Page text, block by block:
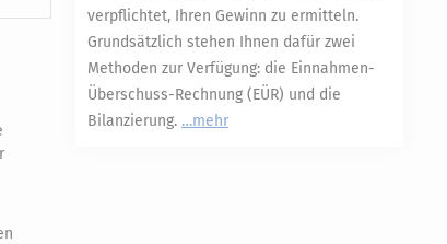
verpflichtet, Ihren Gewinn zu ermitteln.
Grundsätzlich stehen Ihnen dafür zwei
Methoden zur Verfügung: die Einnahmen-
Überschuss-Rechnung (EÜR) und die
Bilanzierung.
mehr